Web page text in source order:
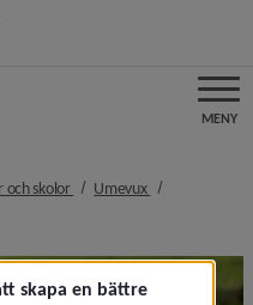
MENY
och skolor nivå i
Umevux nivå i
i brödsmulenavigeringen
skapa en bättre